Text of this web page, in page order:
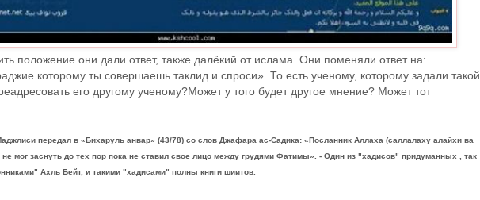
положение они дали ответ, также далёкий от ислама. Они поменяли ответ на:
которому ты совершаешь таклид и спроси». То есть ученому, которому задали такой
его другому ученому?Может у того будет другое мнение? Может тот
передал в «Бихаруль анвар» (43/78) со слов Джафара ас-Садика: «Посланник Аллаха (саллалаху алайхи ва
мог заснуть до тех пор пока не ставил свое лицо между грудями Фатимы». - Один из "хадисов" придуманных , так
Ахль Бейт, и такими "хадисами" полны книги шиитов.